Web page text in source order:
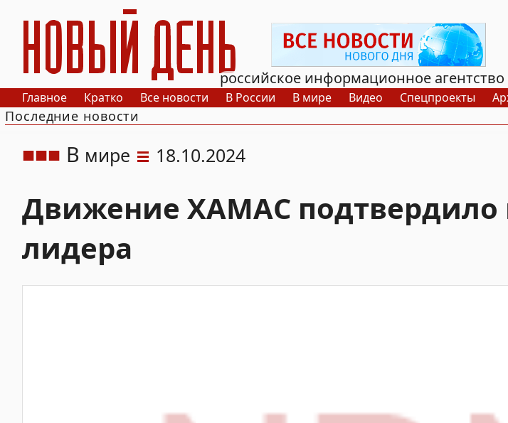
РИА Новый День
российское информационное агентство
Главное Кратко Все новости В России В мире Видео Спецпроекты
Последние новости
В мире 18.10.2024
Движение ХАМАС подтвердило
лидера